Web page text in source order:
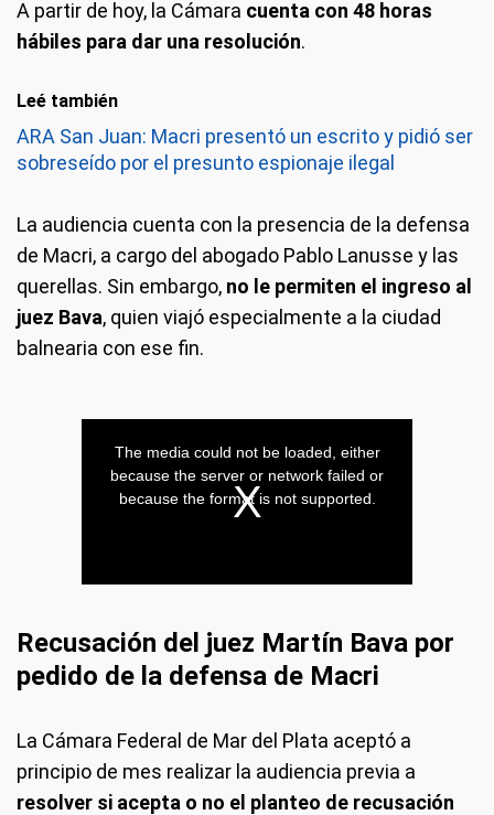
A partir de hoy, la Cámara cuenta con 48 horas
hábiles para dar una resolución.
Leé también
ARA San Juan: Macri presentó un escrito y pidió ser
sobreseído por el presunto espionaje ilegal
La audiencia cuenta con la presencia de la defensa
de Macri, a cargo del abogado Pablo Lanusse y las
querellas. Sin embargo, no le permiten el ingreso al
juez Bava, quien viajó especialmente a la ciudad
balnearia con ese fin.
Recusación del juez Martín Bava por
pedido de la defensa de Macri
La Cámara Federal de Mar del Plata aceptó a
principio de mes realizar la audiencia previa a
resolver si acepta o no el planteo de recusación